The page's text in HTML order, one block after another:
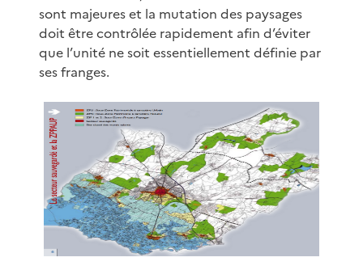
sont majeures et la mutation des paysages
doit être contrôlée rapidement afin d’éviter
que l’unité ne soit essentiellement définie par
ses franges.